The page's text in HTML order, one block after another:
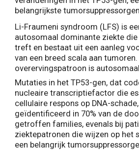
belangrijkste
Li-Fraumeni syndroom (LFS) is
autosomaal dominante ziekte
treft en bestaat uit een aanleg
van een breed scala aan
overervingspatroon is
Mutaties in het TP53-gen, dat
nucleaire transcriptiefactor die
cellulaire respons op DNA-
geïdentificeerd in 70% van de
getroffen families, evenals bij
ziektepatronen die wijzen op het
een belangrijk